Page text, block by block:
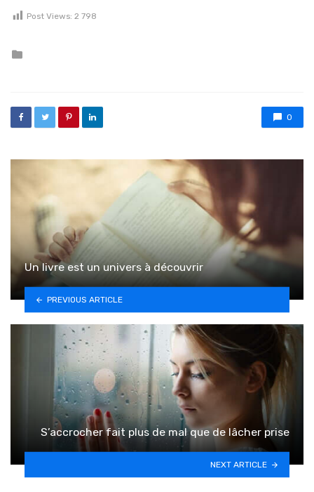
Post Views: 2 798
0
Un livre est un univers à découvrir
PREVIOUS ARTICLE
S’accrocher fait plus de mal que de lâcher prise
NEXT ARTICLE